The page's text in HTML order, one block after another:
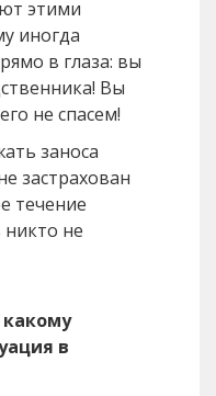
этими
иногда
в глаза: вы
Вы
не спасем!
заноса
застрахован
течение
никто не
в